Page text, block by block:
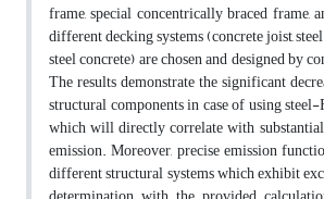
frame, special concentrically braced frame,
different decking systems (concrete joist,
steel concrete) are chosen and designed by
The results demonstrate the significant
structural components in case of using
which will directly correlate with
emission. Moreover, precise emission
different structural systems which exhibit